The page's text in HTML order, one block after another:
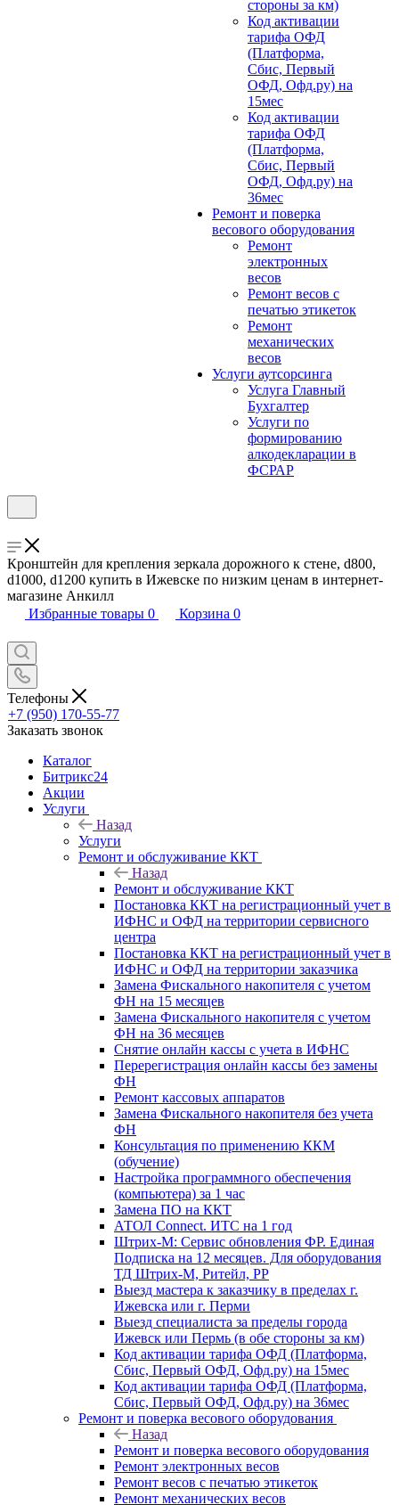
стороны за км)
Код активации
тарифа ОФД
(Платформа,
Сбис, Первый
ОФД, Офд.ру) на
15мес
Код активации
тарифа ОФД
(Платформа,
Сбис, Первый
ОФД, Офд.ру) на
36мес
Ремонт и поверка
весового оборудования
Ремонт
электронных
весов
Ремонт весов с
печатью этикеток
Ремонт
механических
весов
Услуги аутсорсинга
Услуга Главный
Бухгалтер
Услуги по
формированию
алкодекларации в
ФСРАР
Кронштейн для крепления зеркала дорожного к стене, d800,
d1000, d1200 купить в Ижевске по низким ценам в интернет-
магазине Анкилл
Избранные товары 0 Корзина 0
Телефоны
+7 (950) 170-55-77
Заказать звонок
Каталог
Битрикс24
Акции
Услуги
Назад
Услуги
Ремонт и обслуживание ККТ
Назад
Ремонт и обслуживание ККТ
Постановка ККТ на регистрационный учет в
ИФНС и ОФД на территории сервисного
центра
Постановка ККТ на регистрационный учет в
ИФНС и ОФД на территории заказчика
Замена Фискального накопителя с учетом
ФН на 15 месяцев
Замена Фискального накопителя с учетом
ФН на 36 месяцев
Снятие онлайн кассы с учета в ИФНС
Перерегистрация онлайн кассы без замены
ФН
Ремонт кассовых аппаратов
Замена Фискального накопителя без учета
ФН
Консультация по применению ККМ
(обучение)
Настройка программного обеспечения
(компьютера) за 1 час
Замена ПО на ККТ
АТОЛ Connect. ИТС на 1 год
Штрих-М: Сервис обновления ФР. Единая
Подписка на 12 месяцев. Для оборудования
ТД Штрих-М, Ритейл, РР
Выезд мастера к заказчику в пределах г.
Ижевска или г. Перми
Выезд специалиста за пределы города
Ижевск или Пермь (в обе стороны за км)
Код активации тарифа ОФД (Платформа,
Сбис, Первый ОФД, Офд.ру) на 15мес
Код активации тарифа ОФД (Платформа,
Сбис, Первый ОФД, Офд.ру) на 36мес
Ремонт и поверка весового оборудования
Назад
Ремонт и поверка весового оборудования
Ремонт электронных весов
Ремонт весов с печатью этикеток
Ремонт механических весов